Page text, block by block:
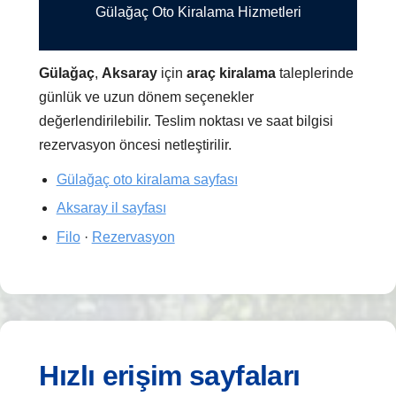
Gülağaç Oto Kiralama Hizmetleri
Gülağaç, Aksaray içinaraç kiralama taleplerinde
günlük ve uzun dönem seçenekler
değerlendirilebilir. Teslim noktası ve saat bilgisi
rezervasyon öncesi netleştirilir.
Gülağaç oto kiralama sayfası
Aksaray il sayfası
Filo· Rezervasyon
Hızlı erişim sayfaları